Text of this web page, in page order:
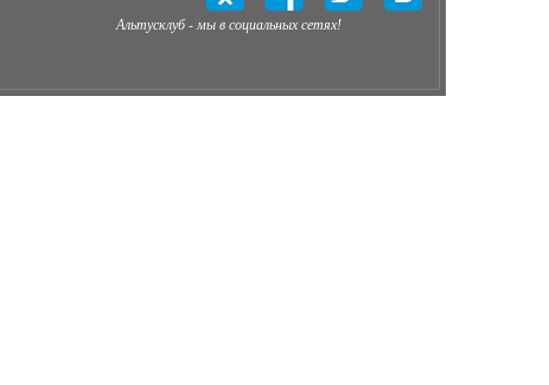
Альтусклуб - мы в социальных сетях!